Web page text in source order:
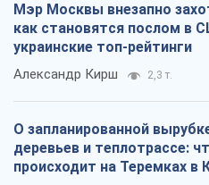
Мэр Москвы внезапно
как становятся послом в
украинские топ-рейтинги
Александр Кирш 2,3 т.
О запланированной
деревьев и теплотрассе:
происходит на Теремках в